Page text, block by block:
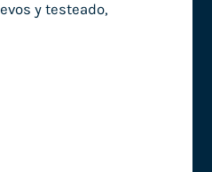
y testeado,